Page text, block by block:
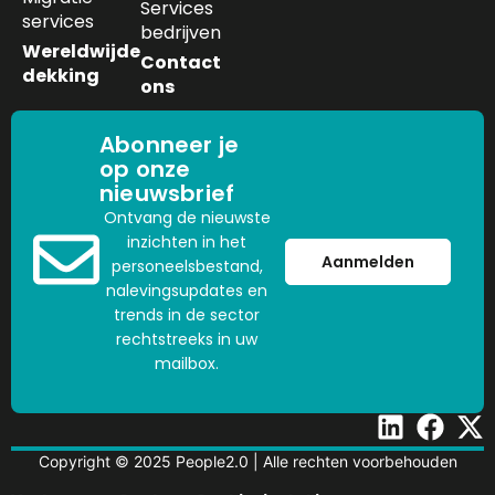
services
Wereldwijde
dekking
Services
bedrijven
Contact
ons
Abonneer je
op onze
nieuwsbrief
Ontvang de nieuwste
inzichten in het
personeelsbestand,
nalevingsupdates en
trends in de sector
rechtstreeks in uw
mailbox.
Aanmelden
Copyright © 2025 People2.0 | Alle rechten voorbehouden